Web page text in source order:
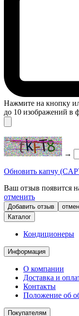
Нажмите на кнопку
до 10 изображений в
→
Обновить капчу
Ваш отзыв появится
отменить
Каталог
Кондиционеры
Информация
О компании
Доставка и
Контакты
Положение об
Покупателям